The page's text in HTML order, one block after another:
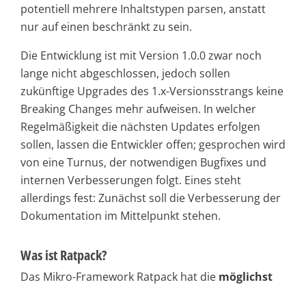
potentiell mehrere Inhaltstypen parsen, anstatt
nur auf einen beschränkt zu sein.
Die Entwicklung ist mit Version 1.0.0 zwar noch
lange nicht abgeschlossen, jedoch sollen
zukünftige Upgrades des 1.x-Versionsstrangs keine
Breaking Changes mehr aufweisen. In welcher
Regelmäßigkeit die nächsten Updates erfolgen
sollen, lassen die Entwickler offen; gesprochen wird
von eine Turnus, der notwendigen Bugfixes und
internen Verbesserungen folgt. Eines steht
allerdings fest: Zunächst soll die Verbesserung der
Dokumentation im Mittelpunkt stehen.
Was ist Ratpack?
Das Mikro-Framework Ratpack hat die möglichst